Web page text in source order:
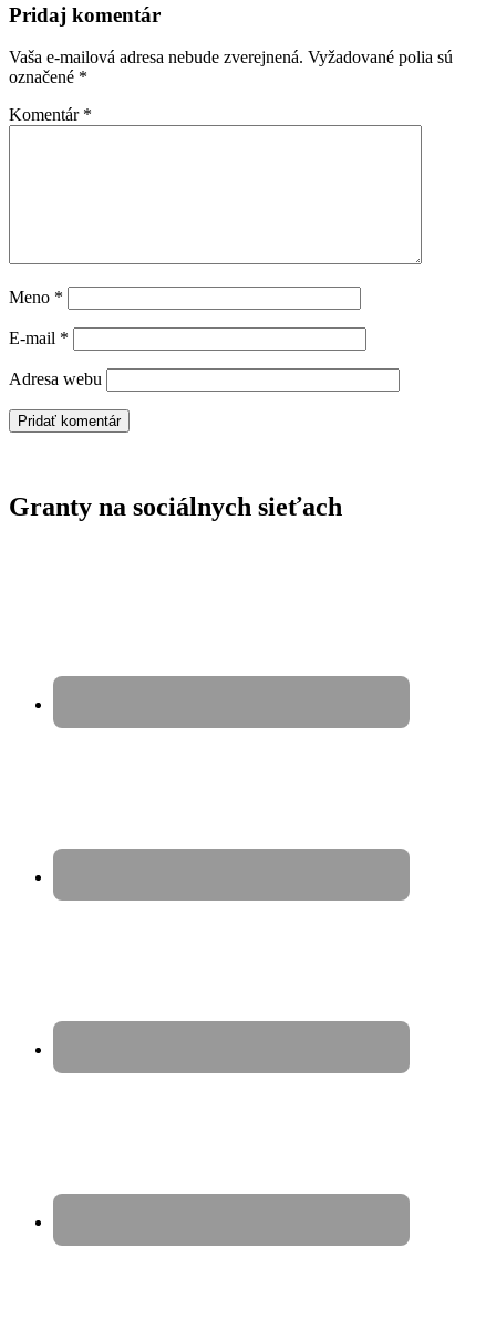
Pridaj komentár
Vaša e-mailová adresa nebude zverejnená. Vyžadované polia sú
označené *
Komentár *
Meno *
E-mail *
Adresa webu
Granty na sociálnych sieťach